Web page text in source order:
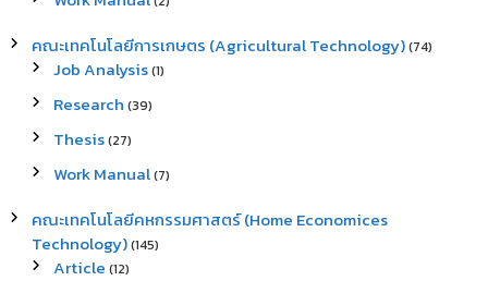
คณะเทคโนโลยีการเกษตร (Agricultural Technology)(74)
Job Analysis(1)
Research (39)
Thesis(27)
Work Manual(7)
คณะเทคโนโลยีคหกรรมศาสตร์ (Home Economices
Technology)(145)
Article (12)